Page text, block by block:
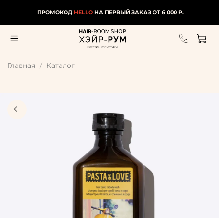
ПРОМОКОД HELLOНА ПЕРВЫЙ ЗАКАЗ ОТ 6 000 Р.
Главная Каталог